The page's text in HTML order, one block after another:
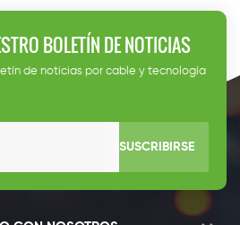
BOLETÍN DE NOTICIAS
de noticias por cable y tecnología
SUSCRIBIRSE